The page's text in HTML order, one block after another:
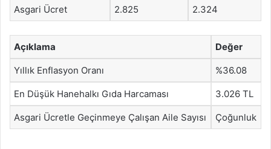
Asgari Ücret 2.825 2.324
Açıklama Değer
Yıllık Enflasyon Oranı %36.08
En Düşük Hanehalkı Gıda Harcaması 3.026 TL
Asgari Ücretle Geçinmeye Çalışan Aile Sayısı Çoğunluk